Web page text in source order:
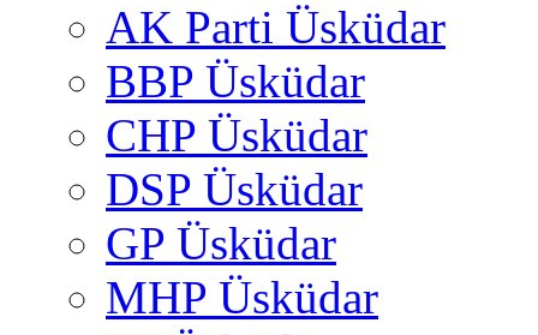
AK Parti Üsküdar
BBP Üsküdar
CHP Üsküdar
DSP Üsküdar
GP Üsküdar
MHP Üsküdar